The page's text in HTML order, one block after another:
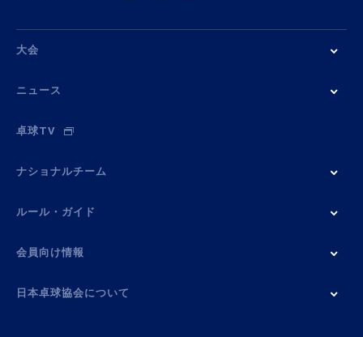
大会
ニュース
卓球TV
ナショナルチーム
ルール・ガイド
会員向け情報
日本卓球協会について